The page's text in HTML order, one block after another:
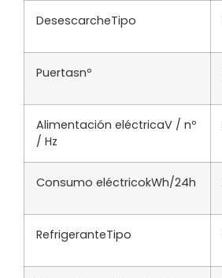
DesescarcheTipo
Puertasnº
Alimentación eléctricaV / nº
/ Hz
Consumo eléctricokWh/24h
RefrigeranteTipo